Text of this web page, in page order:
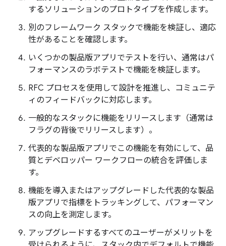
するソリューションのプロトタイプを作成します。
別のフレームワーク スタックで機能を検証し、適応
性があることを確認します。
いくつかの製品版アプリでテストを行い、通常はパ
フォーマンスのラボテストで機能を検証します。
RFC プロセスを使用して設計を推進し、コミュニテ
ィのフィードバックに対応します。
一般的なスタックに機能をリリースします（通常は
フラグの背後でリリースします）。
代表的な製品版アプリでこの機能を有効にして、品
質とデベロッパー ワークフローの統合を評価しま
す。
機能を導入またはアップグレードした代表的な製品
版アプリで指標をトラッキングして、パフォーマン
スの向上を測定します。
アップグレードするすべてのユーザーがメリットを